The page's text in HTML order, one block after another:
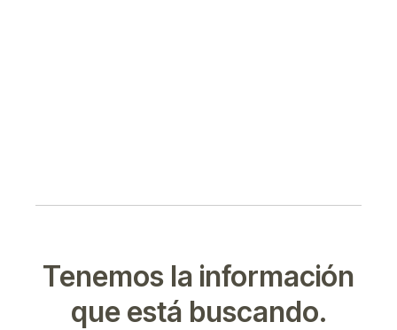
Tenemos la información
que está buscando.